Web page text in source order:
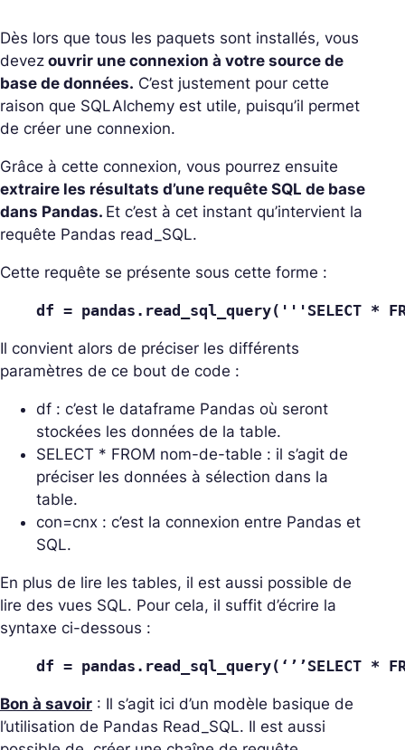
Dès lors que tous les paquets sont installés, vous
devez ouvrir une connexion à votre source de
base de données. C’est justement pour cette
raison que SQLAlchemy est utile, puisqu’il permet
de créer une connexion.
Grâce à cette connexion, vous pourrez ensuite
extraire les résultats d’une requête SQL de base
dans Pandas. Et c’est à cet instant qu’intervient la
requête Pandas read_SQL.
Cette requête se présente sous cette forme :
df = pandas.read_sql_query('''SELECT *
Il convient alors de préciser les différents
paramètres de ce bout de code :
df : c’est le dataframe Pandas où seront
stockées les données de la table.
SELECT * FROM nom-de-table : il s’agit de
préciser les données à sélection dans la
table.
con=cnx : c’est la connexion entre Pandas et
SQL.
En plus de lire les tables, il est aussi possible de
lire des vues SQL. Pour cela, il suffit d’écrire la
syntaxe ci-dessous :
df = pandas.read_sql_query(‘’’SELECT *
Bon à savoir : Il s’agit ici d’un modèle basique de
l’utilisation de Pandas Read_SQL. Il est aussi